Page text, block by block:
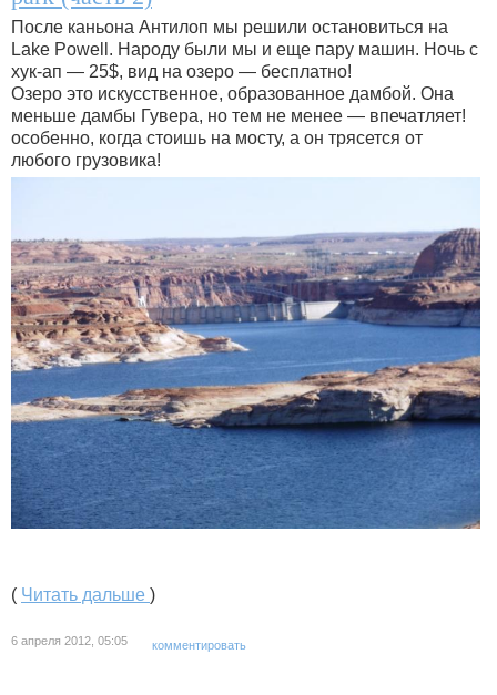
После каньона Антилоп мы решили остановиться на
Lake Powell. Народу были мы и еще пару машин. Ночь с
хук-ап — 25$, вид на озеро — бесплатно!
Озеро это искусственное, образованное дамбой. Она
меньше дамбы Гувера, но тем не менее — впечатляет!
особенно, когда стоишь на мосту, а он трясется от
любого грузовика!
( Читать дальше )
6 апреля 2012, 05:05 комментировать